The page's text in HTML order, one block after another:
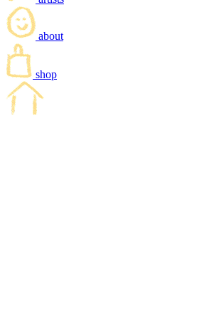
about
shop